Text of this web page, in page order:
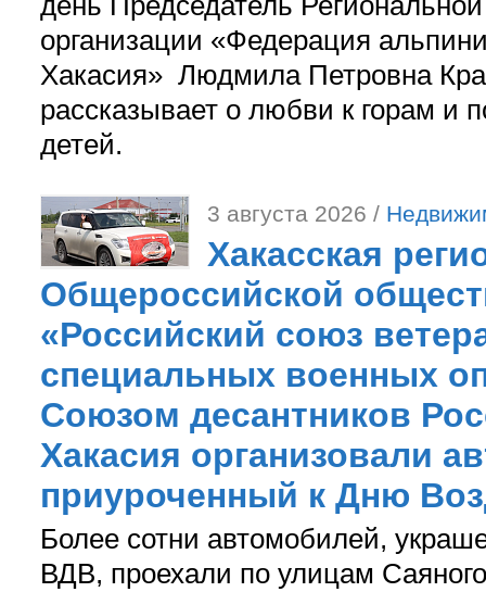
организации «Федерация
Хакасия» Людмила Петровна
рассказывает о любви к горам и
детей.
3 августа 2026 /
Хакасская
Общероссийской
«Российский союз
специальных военных
Союзом десантников
Хакасия организовали
приуроченный к Дню
Более сотни автомобилей,
ВДВ, проехали по улицам